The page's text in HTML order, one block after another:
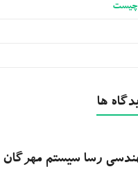
چیست
ها
رسا سیستم مهرگان